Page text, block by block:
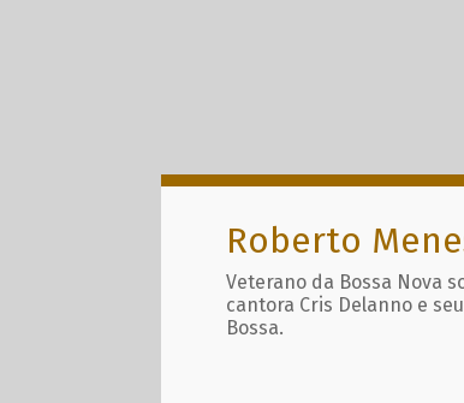
Roberto
Veterano da Bossa Nova
cantora Cris Delanno e
Bossa.